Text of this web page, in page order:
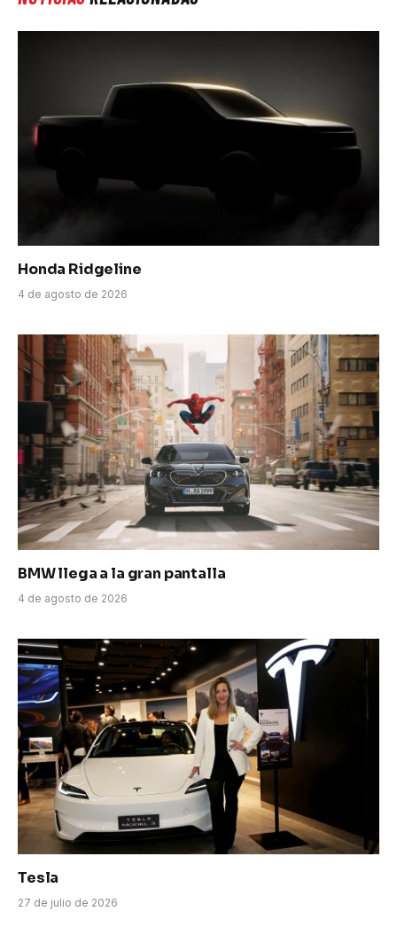
Honda Ridgeline
4 de agosto de 2026
BMW llega a la gran pantalla
4 de agosto de 2026
Tesla
27 de julio de 2026